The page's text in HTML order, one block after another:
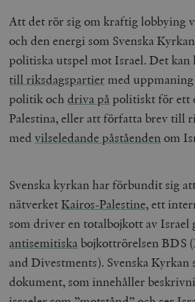
Att det rör sig om kraftig lobbying
och den energi som Svenska
politiska utspel mot Israel. Det kan
till riksdagspartiermed
politik ochdriva på politiskt för ett
Palestina,eller att författa brev till
medvilseledande påståendenom
Svenska kyrkan har förbundit sig
nätverketKairos-Palestine, ett
som driver en totalbojkott av Israel
antisemitiska bojkottrörelsen BDS
and Divestments). Svenska Kyrkan
dokument, som innehåller